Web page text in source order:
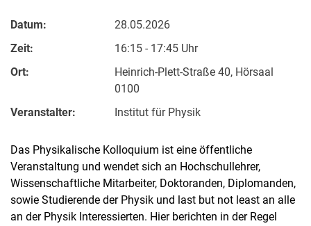
Datum:
28.05.2026
Zeit:
16:15 - 17:45 Uhr
Ort:
Heinrich-Plett-Straße 40, Hörsaal
0100
Veranstalter:
Institut für Physik
Das Physikalische Kolloquium ist eine öffentliche
Veranstaltung und wendet sich an Hochschullehrer,
Wissenschaftliche Mitarbeiter, Doktoranden, Diplomanden,
sowie Studierende der Physik und last but not least an alle
an der Physik Interessierten. Hier berichten in der Regel